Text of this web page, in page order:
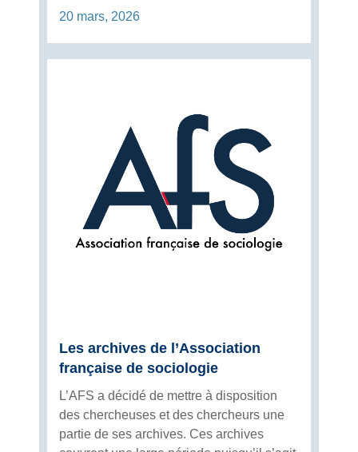
20 mars, 2026
Les archives de l’Association
française de sociologie
L’AFS a décidé de mettre à disposition
des chercheuses et des chercheurs une
partie de ses archives. Ces archives